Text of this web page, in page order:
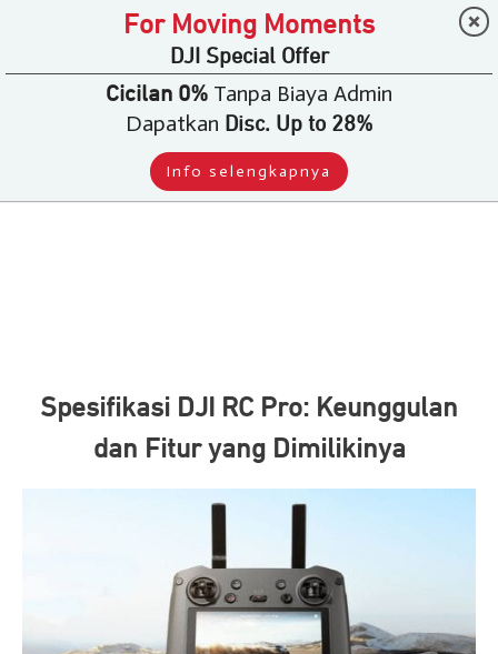
Spesifikasi DJI RC Pro: Keunggulan
dan Fitur yang Dimilikinya
For Moving Moments
DJI Special Offer
Cicilan 0% Tanpa Biaya Admin
Dapatkan Disc. Up to 28%
Info selengkapnya